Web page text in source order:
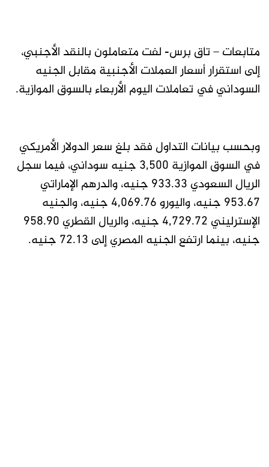
متابعات – تاق برس- لفت متعاملون بالنقد الأجنبي،
إلى استقرار أسعار العملات الأجنبية مقابل الجنيه
السوداني في تعاملات اليوم الأربعاء بالسوق الموازية.
وبحسب بيانات التداول فقد بلغ سعر الدولار الأمريكي
في السوق الموازية 3,500 جنيه سوداني، فيما سجل
الريال السعودي 933.33 جنيه، والدرهم الإماراتي
953.67 جنيه، واليورو 4,069.76 جنيه، والجنيه
الإسترليني 4,729.72 جنيه، والريال القطري 958.90
جنيه، بينما ارتفع الجنيه المصري إلى 72.13 جنيه.